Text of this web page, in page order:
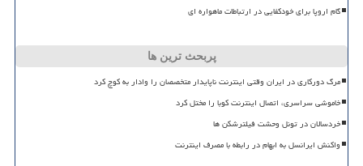
گام اروپا برای خودکفایی در ارتباطات ماهواره ای
پربحث ترین ها
مرگ دورکاری در ایران وقتی اینترنت ناپایدار متخصصان را وادار به کوچ کرد
خاموشی سراسری، اتصال اینترنت کوبا را مختل کرد
خردسالان در تونل وحشت فیلترشکن ها
واکنش ایرانسل به ابهام در رابطه با مصرف اینترنت